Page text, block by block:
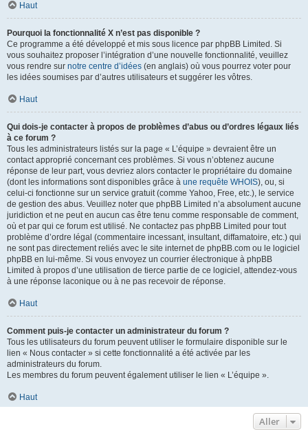
Haut
Pourquoi la fonctionnalité X n’est pas disponible ?
Ce programme a été développé et mis sous licence par phpBB Limited. Si
vous souhaitez proposer l’intégration d’une nouvelle fonctionnalité, veuillez
vous rendre sur notre centre d’idées (en anglais) où vous pourrez voter pour
les idées soumises par d’autres utilisateurs et suggérer les vôtres.
Haut
Qui dois-je contacter à propos de problèmes d’abus ou d’ordres légaux liés
à ce forum ?
Tous les administrateurs listés sur la page « L’équipe » devraient être un
contact approprié concernant ces problèmes. Si vous n’obtenez aucune
réponse de leur part, vous devriez alors contacter le propriétaire du domaine
(dont les informations sont disponibles grâce à une requête WHOIS), ou, si
celui-ci fonctionne sur un service gratuit (comme Yahoo, Free, etc.), le service
de gestion des abus. Veuillez noter que phpBB Limited n’a absolument aucune
juridiction et ne peut en aucun cas être tenu comme responsable de comment,
où et par qui ce forum est utilisé. Ne contactez pas phpBB Limited pour tout
problème d’ordre légal (commentaire incessant, insultant, diffamatoire, etc.) qui
ne sont pas directement reliés avec le site internet de phpBB.com ou le logiciel
phpBB en lui-même. Si vous envoyez un courrier électronique à phpBB
Limited à propos d’une utilisation de tierce partie de ce logiciel, attendez-vous
à une réponse laconique ou à ne pas recevoir de réponse.
Haut
Comment puis-je contacter un administrateur du forum ?
Tous les utilisateurs du forum peuvent utiliser le formulaire disponible sur le
lien « Nous contacter » si cette fonctionnalité a été activée par les
administrateurs du forum.
Les membres du forum peuvent également utiliser le lien « L’équipe ».
Haut
Aller